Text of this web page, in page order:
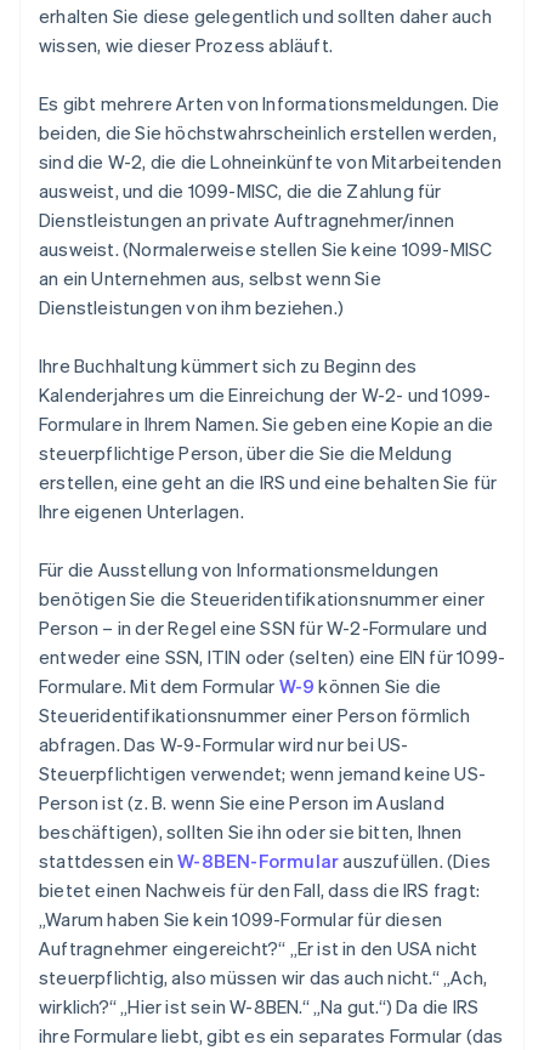
erhalten Sie diese gelegentlich und sollten daher auch
wissen, wie dieser Prozess abläuft.
Es gibt mehrere Arten von Informationsmeldungen. Die
beiden, die Sie höchstwahrscheinlicherstellen werden,
sind die W-2, die die Lohneinkünfte von Mitarbeitenden
ausweist, und die 1099-MISC, die die Zahlung für
Dienstleistungen an private Auftragnehmer/innen
ausweist. (Normalerweise stellen Sie keine 1099-MISC
an ein Unternehmen aus, selbst wenn Sie
Dienstleistungen von ihm beziehen.)
Ihre Buchhaltung kümmert sich zu Beginn des
Kalenderjahres um die Einreichung der W-2- und 1099-
Formulare in Ihrem Namen. Sie geben eine Kopie an die
steuerpflichtige Person, über die Sie die Meldung
erstellen, eine geht an die IRS und eine behalten Sie für
Ihre eigenen Unterlagen.
Für die Ausstellung von Informationsmeldungen
benötigen Sie die Steueridentifikationsnummer einer
Person – in der Regel eine SSN für W-2-Formulare und
entweder eine SSN, ITIN oder (selten) eine EIN für 1099-
Formulare. Mit dem Formular W-9 können Sie die
Steueridentifikationsnummer einer Person förmlich
abfragen. Das W-9-Formular wird nur bei US-
Steuerpflichtigen verwendet; wenn jemand keine US-
Person ist (z. B. wenn Sie eine Person im Ausland
beschäftigen), sollten Sie ihn oder sie bitten, Ihnen
stattdessen einW-8BEN-Formularauszufüllen. (Dies
bietet einen Nachweis für den Fall, dass die IRS fragt:
„Warum haben Sie kein 1099-Formular für diesen
Auftragnehmer eingereicht?“ „Er ist in den USA nicht
steuerpflichtig, also müssen wir das auch nicht.“ „Ach,
wirklich?“ „Hier ist sein W-8BEN.“ „Na gut.“) Da die IRS
ihre Formulare liebt, gibt es ein separates Formular (das